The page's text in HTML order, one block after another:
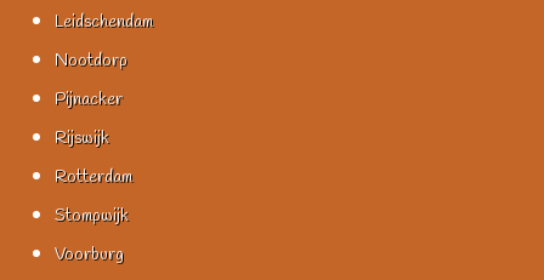
Leidschendam
Nootdorp
Pijnacker
Rijswijk
Rotterdam
Stompwijk
Voorburg